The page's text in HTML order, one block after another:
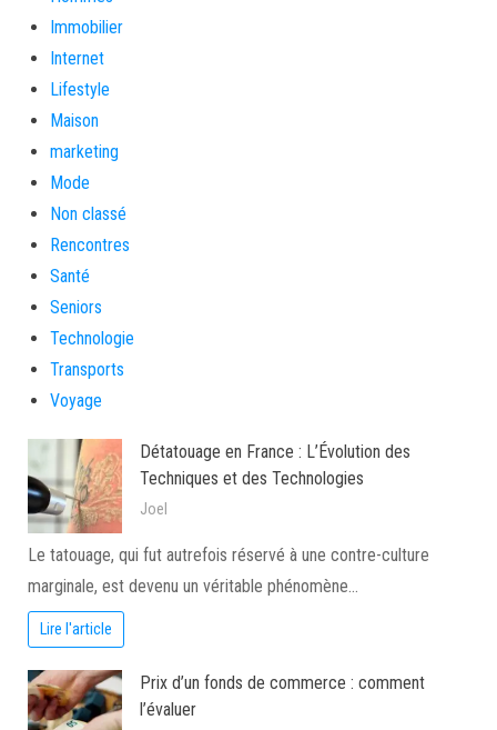
Immobilier
Internet
Lifestyle
Maison
marketing
Mode
Non classé
Rencontres
Santé
Seniors
Technologie
Transports
Voyage
Détatouage en France : L’Évolution des
Techniques et des Technologies
Joel
Le tatouage, qui fut autrefois réservé à une contre-culture
marginale, est devenu un véritable phénomène…
Lire l'article
Prix d’un fonds de commerce : comment
l’évaluer